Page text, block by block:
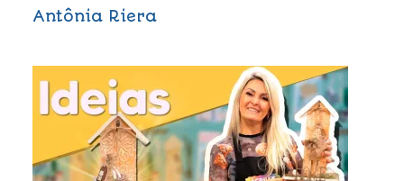
Antônia Riera